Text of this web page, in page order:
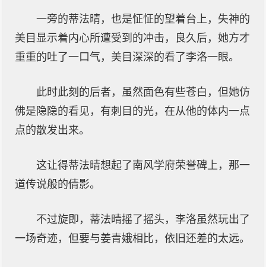
一旁的蒂法晴，也是怔怔的望着台上，失神的
美目显示着内心所遭受到的冲击，良久后，她方才
重重的吐了一口气，美目深深的看了李洛一眼。
此时此刻的后者，虽然面色有些苍白，但她仿
佛是隐隐的看见，有刺目的光，在从他的体内一点
点的散发出来。
这让得蒂法晴想起了南风学府荣誉碑上，那一
道传说般的倩影。
不过旋即，蒂法晴摇了摇头，李洛虽然玩出了
一场奇迹，但要与姜青娥相比，依旧还差的太远。